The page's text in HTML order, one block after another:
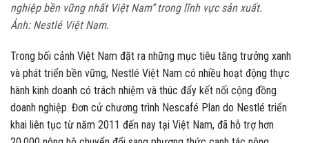
nghiệp bền vững nhất Việt Nam” trong lĩnh vực sản xuất.
Ảnh: Nestlé Việt Nam.
Trong bối cảnh Việt Nam đặt ra những mục tiêu tăng trưởng xanh
và phát triển bền vững, Nestlé Việt Nam có nhiều hoạt động thực
hành kinh doanh có trách nhiệm và thúc đẩy kết nối cộng đồng
doanh nghiệp. Đơn cử chương trình Nescafé Plan do Nestlé triển
khai liên tục từ năm 2011 đến nay tại Việt Nam, đã hỗ trợ hơn